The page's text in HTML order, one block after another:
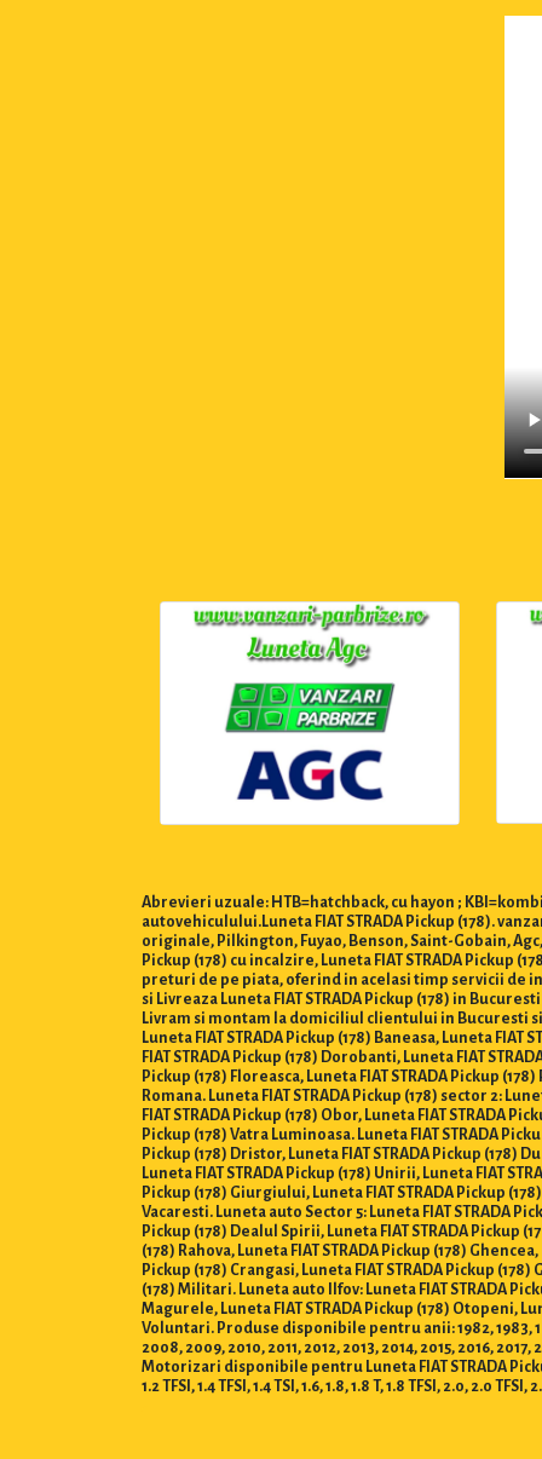
Abrevieri uzuale: HTB=hatchback, cu hayon ;
autovehiculului.Luneta FIAT STRADA Pickup (178).
originale, Pilkington, Fuyao, Benson, Saint-Gobain, Agc,
Pickup (178) cu incalzire, Luneta FIAT STRADA Pickup
preturi de pe piata, oferind in acelasi timp servicii de
si Livreaza Luneta FIAT STRADA Pickup (178) in
Livram si montam la domiciliul clientului in Bucuresti si
Luneta FIAT STRADA Pickup (178) Baneasa, Luneta
FIAT STRADA Pickup (178) Dorobanti, Luneta FIAT
Pickup (178) Floreasca, Luneta FIAT STRADA Pickup
Romana. Luneta FIAT STRADA Pickup (178) sector 2:
FIAT STRADA Pickup (178) Obor, Luneta FIAT STRADA
Pickup (178) Vatra Luminoasa. Luneta FIAT STRADA
Pickup (178) Dristor, Luneta FIAT STRADA Pickup (178)
Luneta FIAT STRADA Pickup (178) Unirii, Luneta FIAT
Pickup (178) Giurgiului, Luneta FIAT STRADA Pickup
Vacaresti. Luneta auto Sector 5: Luneta FIAT STRADA
Pickup (178) Dealul Spirii, Luneta FIAT STRADA Pickup
(178) Rahova, Luneta FIAT STRADA Pickup (178)
Pickup (178) Crangasi, Luneta FIAT STRADA Pickup
(178) Militari. Luneta auto Ilfov: Luneta FIAT STRADA
Magurele, Luneta FIAT STRADA Pickup (178) Otopeni,
Voluntari. Produse disponibile pentru anii: 1982, 1983,
2008, 2009, 2010, 2011, 2012, 2013, 2014, 2015, 2016, 2017,
Motorizari disponibile pentru Luneta FIAT STRADA Pickup
1.2 TFSI, 1.4 TFSI, 1.4 TSI, 1.6, 1.8, 1.8 T, 1.8 TFSI, 2.0, 2.0